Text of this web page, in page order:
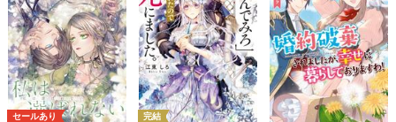
セールあり 完結